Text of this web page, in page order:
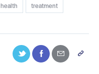
health treatment